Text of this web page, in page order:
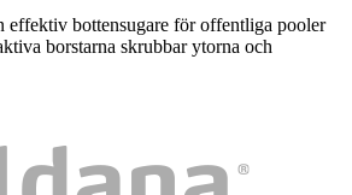
effektiv bottensugare för offentliga pooler
borstarna skrubbar ytorna och